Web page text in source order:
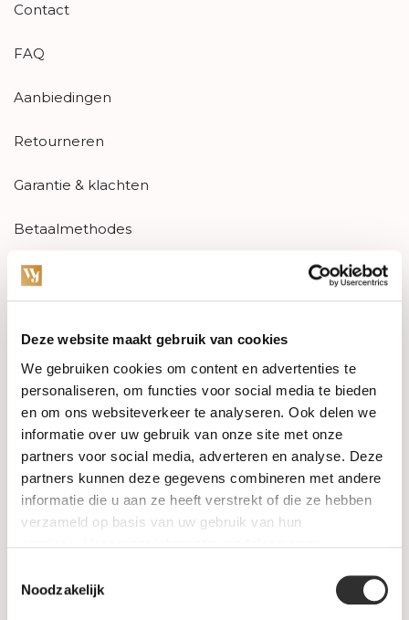
Deze website maakt gebruik van cookies
We gebruiken cookies om content en advertenties te
personaliseren, om functies voor social media te bieden
en om ons websiteverkeer te analyseren. Ook delen we
informatie over uw gebruik van onze site met onze
partners voor social media, adverteren en analyse. Deze
partners kunnen deze gegevens combineren met andere
informatie die u aan ze heeft verstrekt of die ze hebben
verzameld op basis van uw gebruik van hun
Noodzakelijk
Contact
FAQ
Aanbiedingen
Retourneren
Garantie & klachten
Betaalmethodes
Sitemap
Categorieën
Horloges
Juwelen
Trouwringen
PRE-OWNED
Informatie